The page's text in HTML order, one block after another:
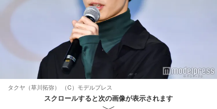
タクヤ（草川拓弥） （C）モデルプレス
スクロールすると次の画像が表示されます